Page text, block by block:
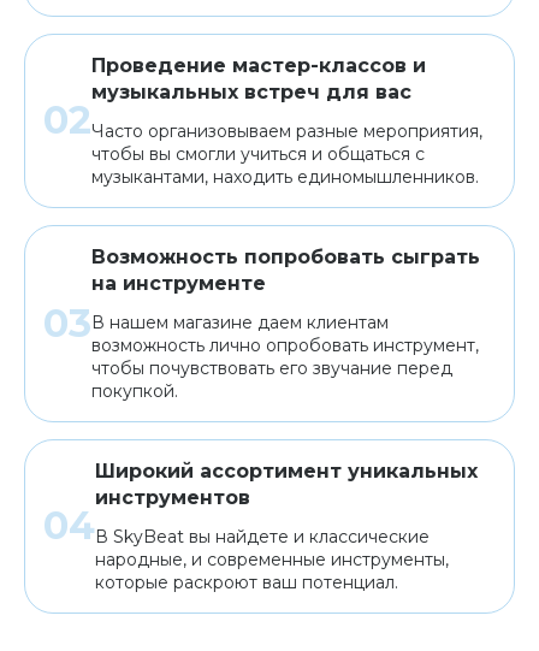
Проведение мастер-классов и
музыкальных встреч для вас
Часто организовываем разные мероприятия,
чтобы вы смогли учиться и общаться с
музыкантами, находить единомышленников.
Возможность попробовать сыграть
на инструменте
В нашем магазине даем клиентам
возможность лично опробовать инструмент,
чтобы почувствовать его звучание перед
покупкой.
Широкий ассортимент уникальных
инструментов
В SkyBeat вы найдете и классические
народные, и современные инструменты,
которые раскроют ваш потенциал.